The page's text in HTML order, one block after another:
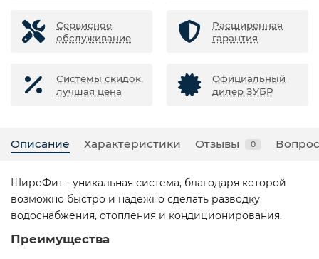
Сервисное
обслуживание
Расширенная
гарантия
Системы скидок,
лучшая цена
Официальный
дилер ЗУБР
Описание Характеристики Отзывы 0
ШиреФит - уникальная система, благодаря которой
возможно быстро и надежно сделать разводку
водоснабжения, отопления и кондиционирования.
Преимущества